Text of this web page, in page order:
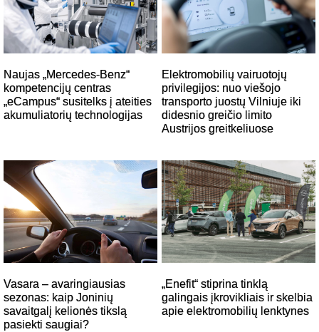
Naujas „Mercedes-Benz“
kompetencijų centras
„eCampus“ susitelks į ateities
akumuliatorių technologijas
Elektromobilių vairuotojų
privilegijos: nuo viešojo
transporto juostų Vilniuje iki
didesnio greičio limito
Austrijos greitkeliuose
Vasara – avaringiausias
sezonas: kaip Joninių
savaitgalį kelionės tikslą
pasiekti saugiai?
„Enefit“ stiprina tinklą
galingais įkrovikliais ir skelbia
apie elektromobilių lenktynes